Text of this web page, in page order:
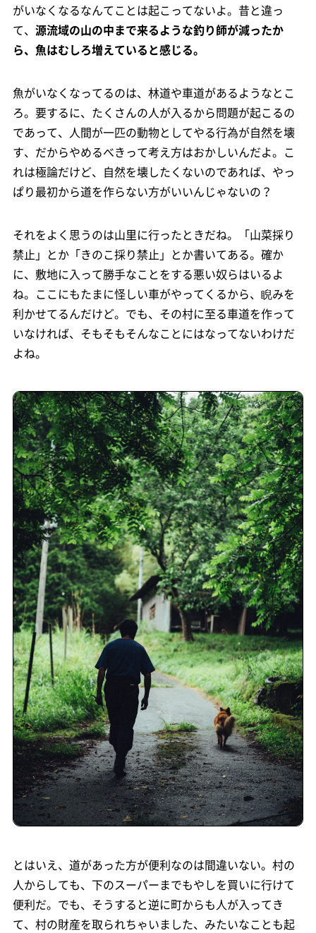
がいなくなるなんてことは起こってないよ。昔と違っ
て、 源流域の山の中まで来るような釣り師が減ったか
ら、魚はむしろ増えていると感じる。
魚がいなくなってるのは、林道や車道があるようなとこ
ろ。要するに、たくさんの人が入るから問題が起こるの
であって、人間が一匹の動物としてやる行為が自然を壊
す、だからやめるべきって考え方はおかしいんだよ。こ
れは極論だけど、自然を壊したくないのであれば、やっ
ぱり最初から道を作らない方がいいんじゃないの？
それをよく思うのは山里に行ったときだね。「山菜採り
禁止」とか「きのこ採り禁止」とか書いてある。確か
に、敷地に入って勝手なことをする悪い奴らはいるよ
ね。ここにもたまに怪しい車がやってくるから、睨みを
利かせてるんだけど。でも、その村に至る車道を作って
いなければ、そもそもそんなことにはなってないわけだ
よね。
とはいえ、道があった方が便利なのは間違いない。村の
人からしても、下のスーパーまでもやしを買いに行けて
便利だ。でも、そうすると逆に町からも人が入ってき
て、村の財産を取られちゃいました、みたいなことも起